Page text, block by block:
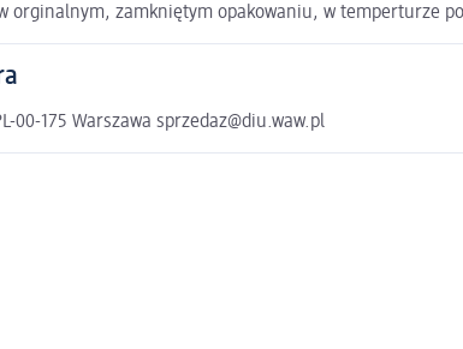
orginalnym, zamkniętym opakowaniu, w temperturze
00-175 Warszawa sprzedaz@diu.waw.pl